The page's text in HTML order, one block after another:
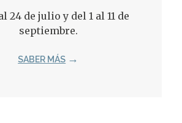
24 de julio y del 1 al 11 de
septiembre.
SABER MÁS